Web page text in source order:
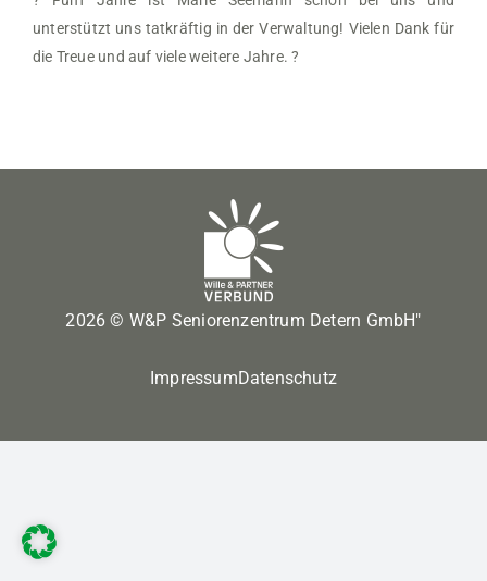
unterstützt uns tatkräftig in der Verwaltung! Vielen Dank für
die Treue und auf viele weitere Jahre.?
2026 © W&P Seniorenzentrum Detern GmbH"
ImpressumDatenschutz